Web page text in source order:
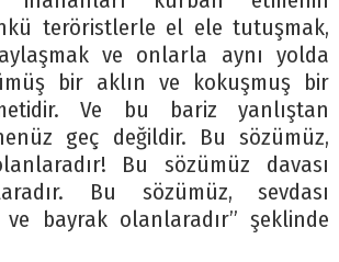
teröristlerle el ele tutuşmak,
ve onlarla aynı yolda
bir aklın ve kokuşmuş bir
Ve bu bariz yanlıştan
geç değildir. Bu sözümüz,
Bu sözümüz davası
Bu sözümüz, sevdası
bayrak olanlaradır” şeklinde